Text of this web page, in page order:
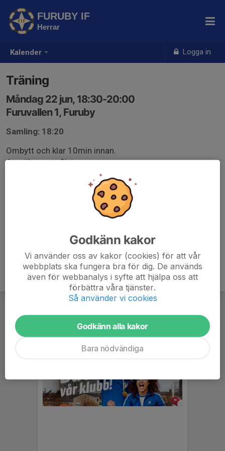
Kalender Logga in
FURUBY IF
Herrar
Träning
Måndag 22 jun, 18:30-20:00
Furuvallen 1, Furuby
Samling: 18:20
Ombytt och klar 10min innan.
Anmäl senast 2h innan.
Godkänn kakor
Vi använder oss av kakor (cookies) för att vår
webbplats ska fungera bra för dig. De används
även för webbanalys i syfte att hjälpa oss att
förbättra våra tjänster.
Så använder vi cookies
Godkänn alla kakor
Bara nödvändiga